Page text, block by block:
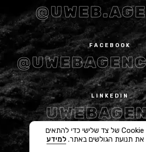
FACEBOOK
LINKEDIN
אנו משתמשים בקובצי Cookie של צד שלישי כדי להתאים
את תנועת הגולשים באתר. למידע